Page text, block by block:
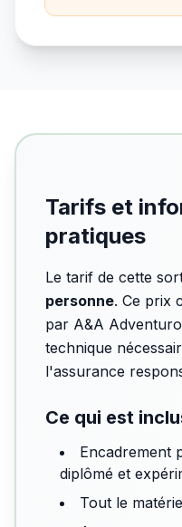
Tarifs et
pratiques
Le tarif de cette
personne. Ce prix
par A&A
technique
l'assurance
Ce qui est
Encadrement
diplômé et
Tout le